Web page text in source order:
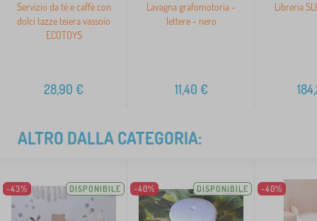
Servizio da tè e caffè con
dolci tazze teiera vassoio
ECOTOYS
28,90 €
Lavagna grafomotoria -
lettere - nero
11,40 €
Libreria
ALTRO DALLA CATEGORIA:
-43% DISPONIBILE -40% DISPONIBILE -40%